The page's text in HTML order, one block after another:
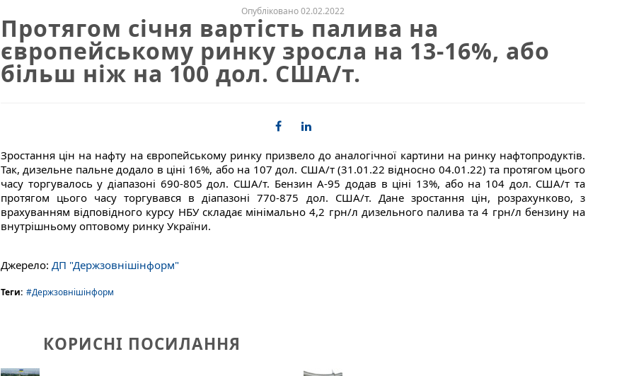
Опубліковано 02.02.2022
Протягом січня вартість палива на
європейському ринку зросла на 13-16%, або
більш ніж на 100 дол. США/т.
Зростання цін на нафту на європейському ринку призвело до аналогічної картини на ринку нафтопродуктів.
Так, дизельне пальне додало в ціні 16%, або на 107 дол. США/т (31.01.22 відносно 04.01.22) та протягом цього
часу торгувалось у діапазоні 690-805 дол. США/т. Бензин А-95 додав в ціні 13%, або на 104 дол. США/т та
протягом цього часу торгувався в діапазоні 770-875 дол. США/т. Дане зростання цін, розрахунково, з
врахуванням відповідного курсу НБУ складає мінімально 4,2 грн/л дизельного палива та 4 грн/л бензину на
внутрішньому оптовому ринку України.
Джерело: ДП "Держзовнішінформ"
Теги: #Держзовнішінформ
КОРИСНІ ПОСИЛАННЯ